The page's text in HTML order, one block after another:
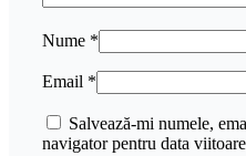
Nume *
Email *
Salvează-mi numele,
navigator pentru data